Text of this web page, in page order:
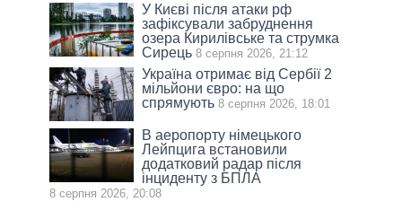
У Києві після атаки рф
зафіксували забруднення
озера Кирилівське та струмка
Сирець 8 серпня 2026, 21:12
Україна отримає від Сербії 2
мільйони євро: на що
спрямують 8 серпня 2026, 18:01
В аеропорту німецького
Лейпцига встановили
додатковий радар після
інциденту з БПЛА
8 серпня 2026, 20:08